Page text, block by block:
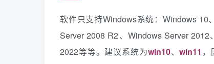
软件只支持Windows系统：Windows 10
Server 2008 R2、Windows Server
2022等等。建议系统为win10、win11 ，